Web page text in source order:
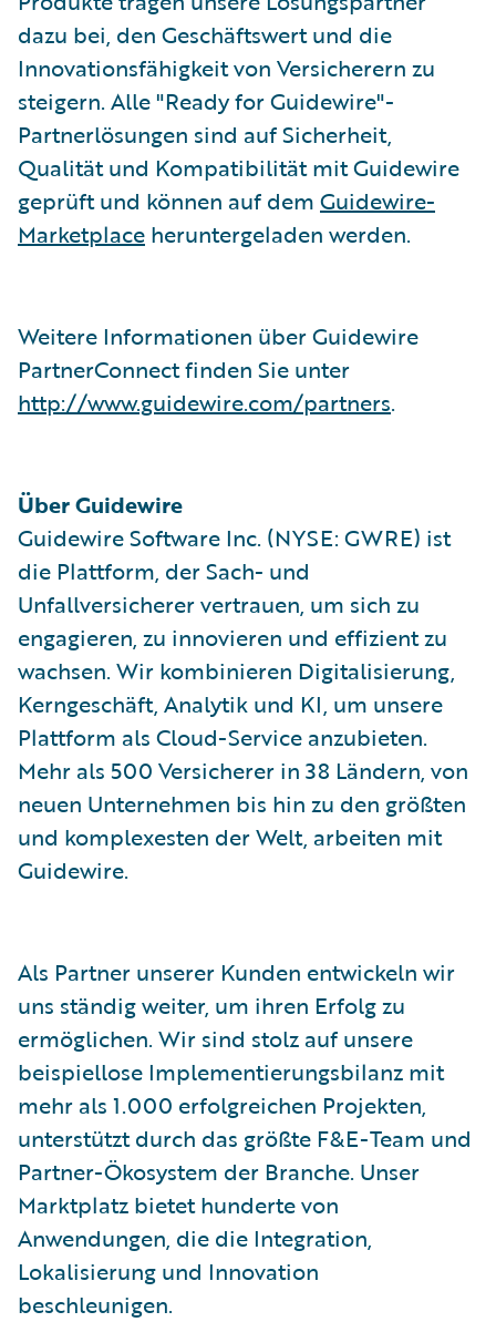
dazu bei, den Geschäftswert und die
Innovationsfähigkeit von Versicherern zu
steigern. Alle "Ready for Guidewire"-
Partnerlösungen sind auf Sicherheit,
Qualität und Kompatibilität mit Guidewire
geprüft und können auf dem Guidewire-
Marketplace heruntergeladen werden.
Weitere Informationen über Guidewire
PartnerConnect finden Sie unter
http://www.guidewire.com/partners.
Über Guidewire
Guidewire Software Inc. (NYSE: GWRE) ist
die Plattform, der Sach- und
Unfallversicherer vertrauen, um sich zu
engagieren, zu innovieren und effizient zu
wachsen. Wir kombinieren Digitalisierung,
Kerngeschäft, Analytik und KI, um unsere
Plattform als Cloud-Service anzubieten.
Mehr als 500 Versicherer in 38 Ländern, von
neuen Unternehmen bis hin zu den größten
und komplexesten der Welt, arbeiten mit
Guidewire.
Als Partner unserer Kunden entwickeln wir
uns ständig weiter, um ihren Erfolg zu
ermöglichen. Wir sind stolz auf unsere
beispiellose Implementierungsbilanz mit
mehr als 1.000 erfolgreichen Projekten,
unterstützt durch das größte F&E-Team und
Partner-Ökosystem der Branche. Unser
Marktplatz bietet hunderte von
Anwendungen, die die Integration,
Lokalisierung und Innovation
beschleunigen.